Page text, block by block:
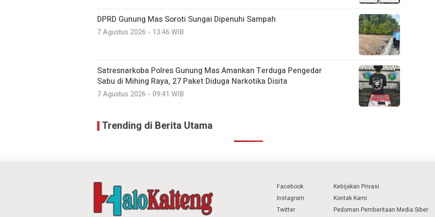
DPRD Gunung Mas Soroti Sungai Dipenuhi Sampah
7 Agustus 2026 - 13:46 WIB
Satresnarkoba Polres Gunung Mas Amankan Terduga Pengedar
Sabu di Mihing Raya, 27 Paket Diduga Narkotika Disita
7 Agustus 2026 - 09:41 WIB
Trending di Berita Utama
Facebook
Instagram
Twitter
Kebijakan Privasi
Kontak Kami
Pedoman Pemberitaan Media Siber